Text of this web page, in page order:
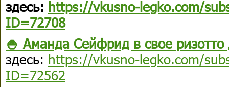
здесь: https://vkusno-legko.com/
ID=72708
🍚 Аманда Сейфрид в свое ризотто
здесь: https://vkusno-legko.com/
ID=72562